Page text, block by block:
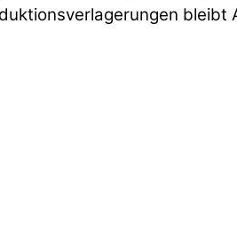
bleibt